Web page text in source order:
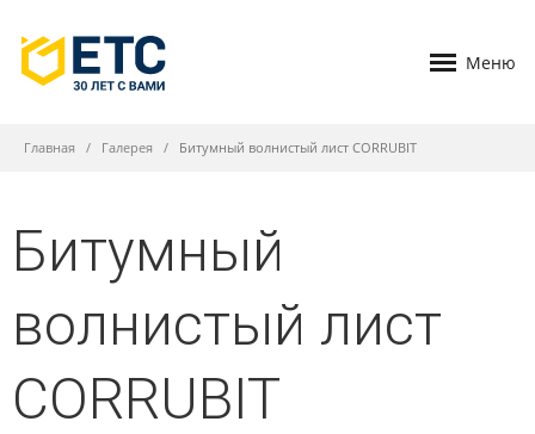
Меню
Главная Галерея Битумный волнистый лист CORRUBIT
Битумный
волнистый лист
CORRUBIT